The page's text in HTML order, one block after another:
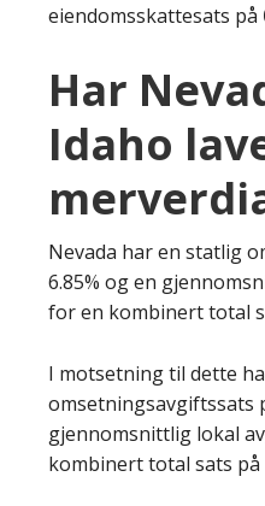
eiendomsskattesats på
Har
Idaho
Nevada har en statlig
6.85% og en
for en kombinert total
I motsetning til dette
omsetningsavgiftssats
gjennomsnittlig lokal
kombinert total sats på